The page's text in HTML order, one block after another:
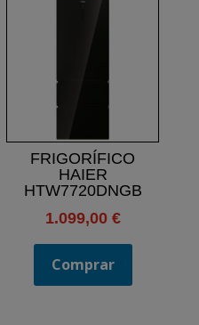
FRIGORÍFICO
HAIER
HTW7720DNGB
1.099,00 €
Comprar